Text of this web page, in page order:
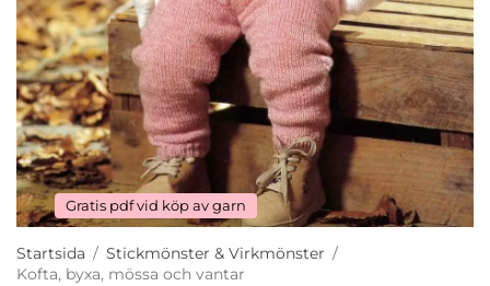
Gratis pdf vid köp av garn
Startsida / Stickmönster & Virkmönster /
Kofta, byxa, mössa och vantar